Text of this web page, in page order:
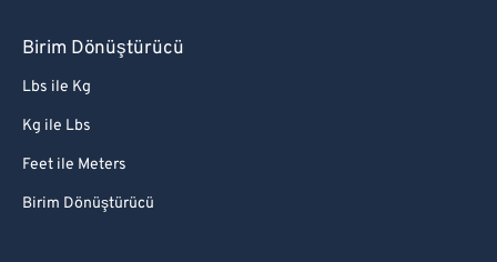
Birim Dönüştürücü
Lbs ile Kg
Kg ile Lbs
Feet ile Meters
Birim Dönüştürücü